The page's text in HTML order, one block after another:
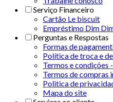
Serviço Financeiro
Cartão Le biscuit
Empréstimo Dim
Perguntas e Respostas
Formas de
Política de troca e
Termos e condições
Termos de compras
Politica de
Mapa do site